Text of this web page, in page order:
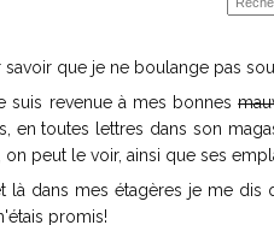
que je ne boulange pas
suis revenue à mes bonnes
en toutes lettres dans son
peut le voir, ainsi que ses
dans mes étagères je me dis
promis!